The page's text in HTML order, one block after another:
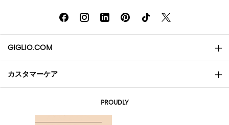
GIGLIO.COM
会社概要
カスタマーケア
PROUDLY